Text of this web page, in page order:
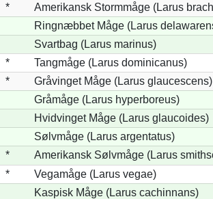
*
Amerikansk Stormmåge (Larus
Ringnæbbet Måge (Larus
Svartbag (Larus marinus)
*
Tangmåge (Larus dominicanus)
*
Gråvinget Måge (Larus glaucescens)
Gråmåge (Larus hyperboreus)
Hvidvinget Måge (Larus glaucoides)
Sølvmåge (Larus argentatus)
*
Amerikansk Sølvmåge (Larus
*
Vegamåge (Larus vegae)
Kaspisk Måge (Larus cachinnans)